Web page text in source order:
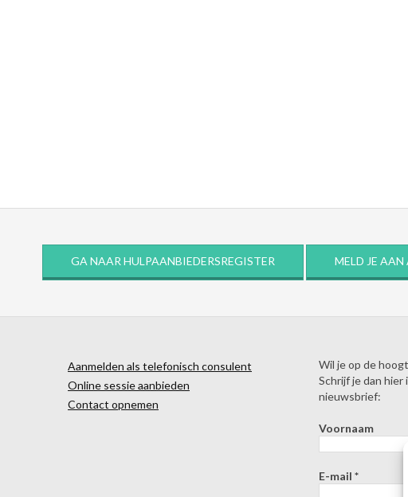
GA NAAR HULPAANBIEDERSREGISTER MELD JE AAN
Aanmelden als telefonisch consulent
Online sessie aanbieden
Contact opnemen
Wil je op de
Schrijf je dan hier
nieuwsbrief:
Voornaam
E-mail *